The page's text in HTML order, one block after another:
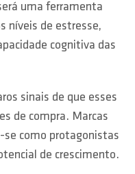
uma ferramenta
níveis de estresse,
cognitiva das
sinais de que esses
de compra. Marcas
se como protagonistas
de crescimento.